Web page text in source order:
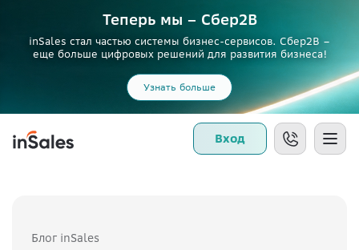
Теперь мы – Сбер2B
inSales стал частью системы бизнес-сервисов. Сбер2В –
еще больше цифровых решений для развития бизнеса!
Узнать больше
Вход
Блог inSales